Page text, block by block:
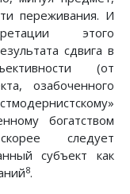
переживания. И
этого
сдвига в
(от
озабоченного
богатством
следует
субъект как
8.